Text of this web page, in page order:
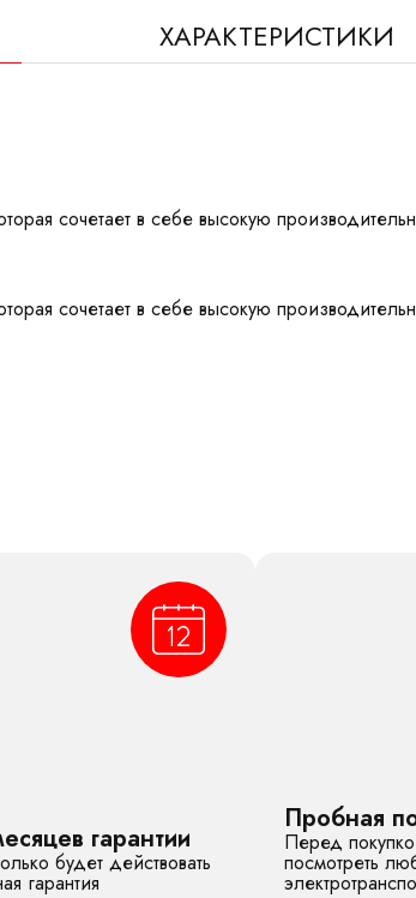
ХАРАКТЕРИСТИКИ
сочетает в себе высокую
сочетает в себе высокую
гарантии
будет действовать
гарантия
Пробная
Перед
посмотреть